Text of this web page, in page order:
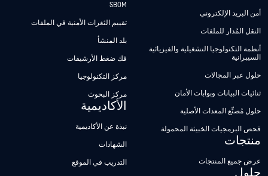
أمن البريد الإلكتروني
النقل المُدار للملفات
أنظمة التكنولوجيا التشغيلية والفيزيائية
السيبرانية
حلول عبر المجالات
ثنائيات البيانات وبوابات الأمان
حلول مُصنِّع المعدات الأصلية
فحص البرمجيات الخبيثة المحمولة
منتجات
عرض جميع المنتجات
حلول
SBOM
تقييم الثغرات الأمنية في الملفات
بلد المنشأ
فك ضغط الأرشيفات
مركز التكنولوجيا
مركز البحوث
الأكاديمية
نبذة عن الأكاديمية
الشهادات
التدريب في الموقع